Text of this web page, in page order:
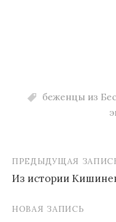
беженцы из
Навигация
по
записям
ПРЕДЫДУЩАЯ
Из истории
НОВАЯ ЗАПИСЬ